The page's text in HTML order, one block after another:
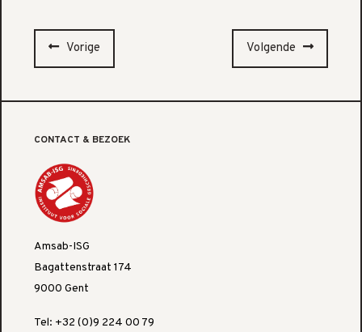
Vorige Volgende
CONTACT & BEZOEK
Amsab-ISG
Bagattenstraat 174
9000 Gent
Tel: +32 (0)9 224 00 79